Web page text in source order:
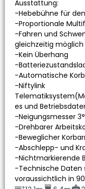
Ausstattung:
-Hebebühne für
-Proportionale
-Fahren und
gleichzeitig möglich
-Kein Überhang
-
-Automatische
-Niftylink
es und
-Neigungsmesser 3°
-Drehbarer
-Beweglicher
-Abschlepp- und
-Nichtmarkierende
-Technische Daten
voraussichtlich in